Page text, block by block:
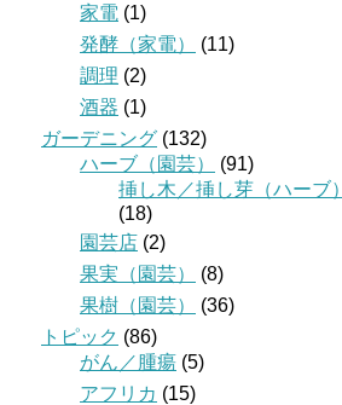
家電 (1)
発酵（家電）
(11)
調理 (2)
酒器 (1)
ガーデニング (132)
ハーブ（園芸）
(91)
挿し木／挿し芽（ハーブ）
(18)
園芸店 (2)
果実（園芸）
(8)
果樹（園芸）
(36)
トピック (86)
がん／腫瘍 (5)
アフリカ (15)